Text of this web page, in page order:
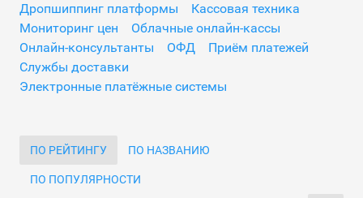
Дропшиппинг платформы
Кассовая техника
Мониторинг цен
Облачные онлайн-кассы
Онлайн-консультанты
ОФД
Приём платежей
Службы доставки
Электронные платёжные системы
ПО РЕЙТИНГУ ПО НАЗВАНИЮ
ПО ПОПУЛЯРНОСТИ